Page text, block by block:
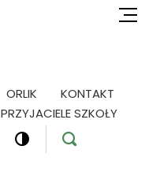
ORLIK
KONTAKT
PRZYJACIELE SZKOŁY
 